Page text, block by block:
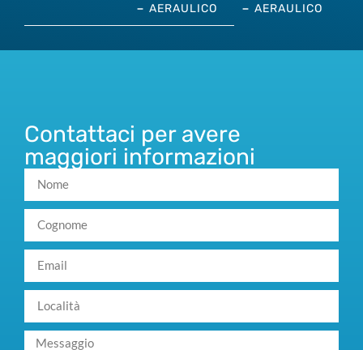
AERAULICO
AERAULICO
Contattaci per avere
maggiori informazioni